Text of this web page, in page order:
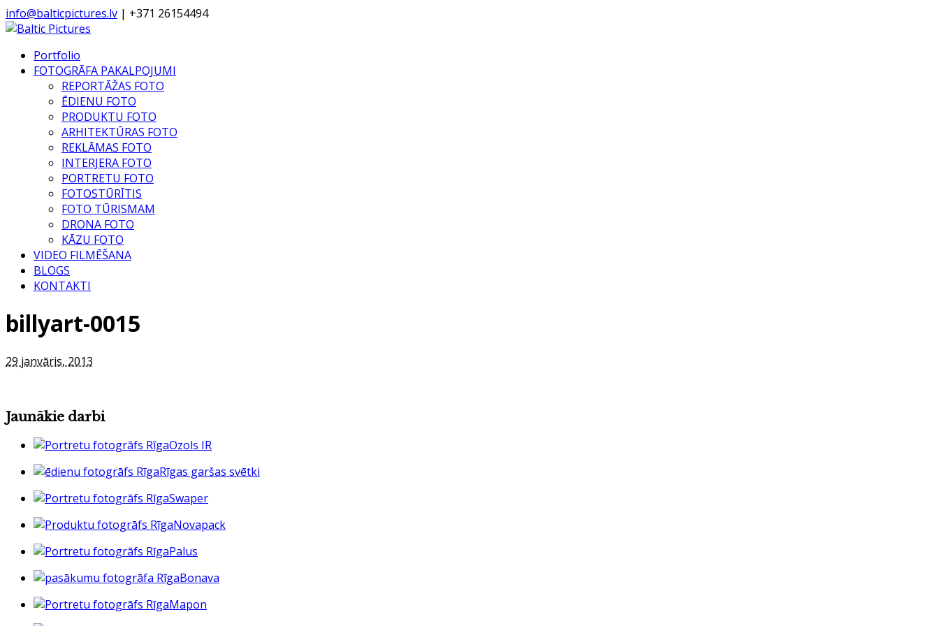
info@balticpictures.lv | +371 26154494
Portfolio
FOTOGRĀFA PAKALPOJUMI
REPORTĀŽAS FOTO
ĒDIENU FOTO
PRODUKTU FOTO
ARHITEKTŪRAS FOTO
REKLĀMAS FOTO
INTERJERA FOTO
PORTRETU FOTO
FOTOSTŪRĪTIS
FOTO TŪRISMAM
DRONA FOTO
KĀZU FOTO
VIDEO FILMĒŠANA
BLOGS
KONTAKTI
billyart-0015
29 janvāris, 2013
Jaunākie darbi
Ozols IR
Rīgas garšas svētki
Swaper
Novapack
Palus
Bonava
Mapon